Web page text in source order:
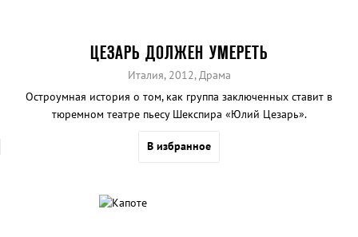
ЦЕЗАРЬ ДОЛЖЕН УМЕРЕТЬ
Италия, 2012, Драма
Остроумная история о том, как группа заключенных ставит в
тюремном театре пьесу Шекспира «Юлий Цезарь».
В избранное